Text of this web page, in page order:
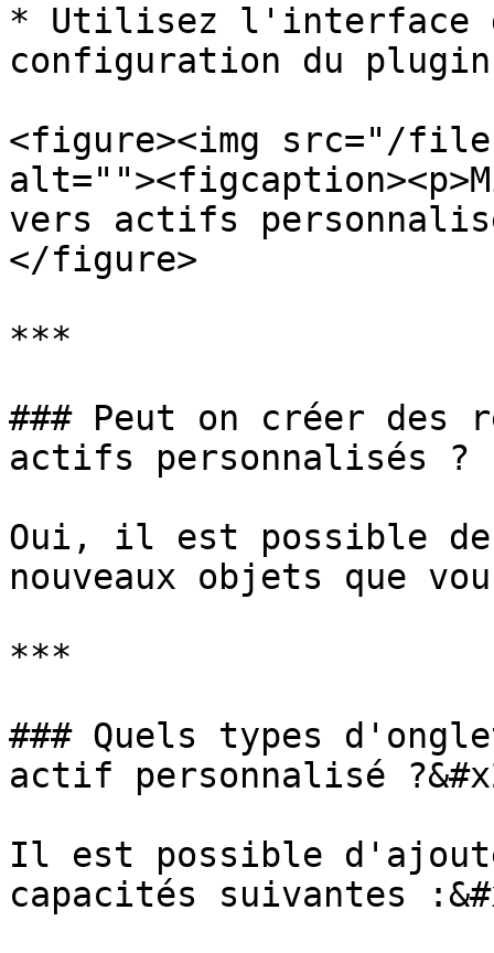
* Utilisez l'interface
configuration du plugin
<figure><img src="/
vers actifs
</figure>
***
### Peut on créer des
actifs personnalisés ?
Oui, il est possible
nouveaux objets que
***
### Quels types
actif personnalisé
Il est possible
capacités suivantes